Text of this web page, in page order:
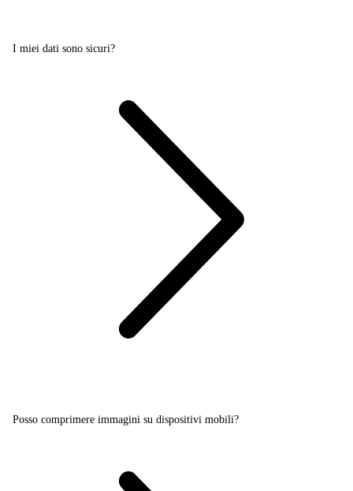
I miei dati sono sicuri?
Posso comprimere immagini su dispositivi mobili?